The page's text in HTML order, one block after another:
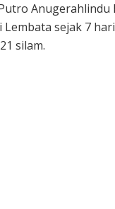
sejak 7
silam.